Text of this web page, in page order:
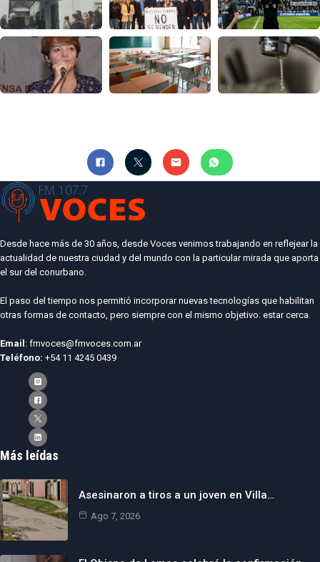
Desde hace más de 30 años, desde Voces venimos trabajando en reflejear la
actualidad de nuestra ciudad y del mundo con la particular mirada que aporta
el sur del conurbano.
El paso del tiempo nos permitió incorporar nuevas tecnologías que habilitan
otras formas de contacto, pero siempre con el mismo objetivo: estar cerca.
Email: fmvoces@fmvoces.com.ar
Teléfono: +54 11 4245 0439
Más leídas
Asesinaron a tiros a un joven en Villa…
Ago 7, 2026